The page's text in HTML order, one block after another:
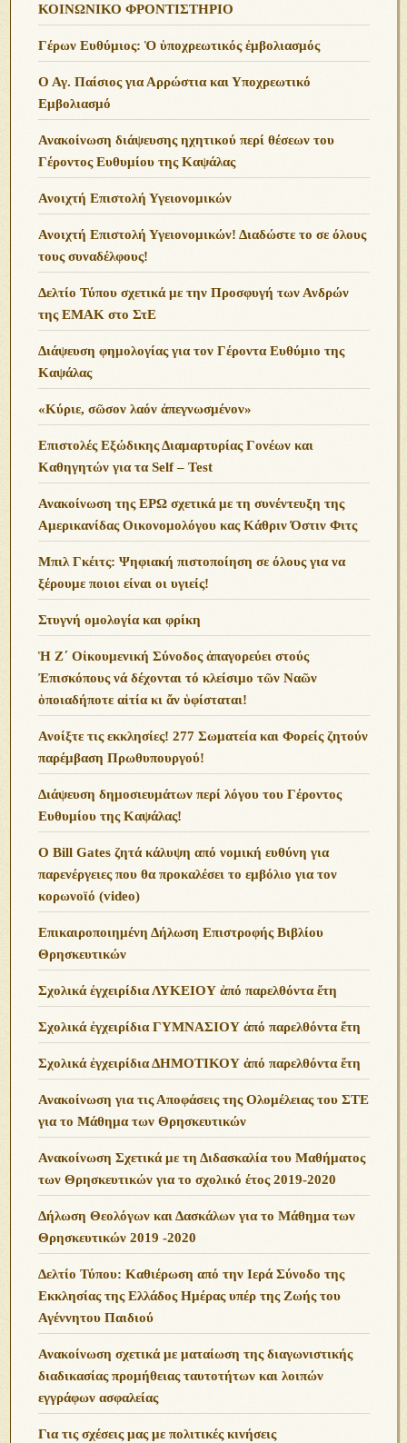
ΚΟΙΝΩΝΙΚΟ ΦΡΟΝΤΙΣΤΗΡΙΟ
Γέρων Ευθύμιος: Ὁ ὑποχρεωτικός ἐμβολιασμός
Ο Αγ. Παίσιος για Αρρώστια και Υποχρεωτικό
Εμβολιασμό
Ανακοίνωση διάψευσης ηχητικού περί θέσεων του
Γέροντος Ευθυμίου της Καψάλας
Ανοιχτή Επιστολή Υγειονομικών
Ανοιχτή Επιστολή Υγειονομικών! Διαδώστε το σε όλους
τους συναδέλφους!
Δελτίο Τύπου σχετικά με την Προσφυγή των Ανδρών
της ΕΜΑΚ στο ΣτΕ
Διάψευση φημολογίας για τον Γέροντα Ευθύμιο της
Καψάλας
«Κύριε, σῶσον λαόν ἀπεγνωσμένον»
Επιστολές Εξώδικης Διαμαρτυρίας Γονέων και
Καθηγητών για τα Self – Test
Ανακοίνωση της ΕΡΩ σχετικά με τη συνέντευξη της
Αμερικανίδας Οικονομολόγου κας Κάθριν Όστιν Φιτς
Μπιλ Γκέιτς: Ψηφιακή πιστοποίηση σε όλους για να
ξέρουμε ποιοι είναι οι υγιείς!
Στυγνή ομολογία και φρίκη
Ἡ Ζ΄ Οἰκουμενική Σύνοδος ἀπαγορεύει στούς
Ἐπισκόπους νά δέχονται τό κλείσιμο τῶν Ναῶν
ὁποιαδήποτε αἰτία κι ἄν ὑφίσταται!
Ανoίξτε τις εκκλησίες! 277 Σωματεία και Φορείς ζητούν
παρέμβαση Πρωθυπουργού!
Διάψευση δημοσιευμάτων περί λόγου του Γέροντος
Ευθυμίου της Καψάλας!
O Bill Gates ζητά κάλυψη από νομική ευθύνη για
παρενέργειες που θα προκαλέσει το εμβόλιο για τον
κορωνοϊό (video)
Επικαιροποιημένη Δήλωση Επιστροφής Βιβλίου
Θρησκευτικών
Σχολικά ἐγχειρίδια ΛΥΚΕΙΟΥ ἀπό παρελθόντα ἔτη
Σχολικά ἐγχειρίδια ΓΥΜΝΑΣΙΟΥ ἀπό παρελθόντα ἔτη
Σχολικά ἐγχειρίδια ΔΗΜΟΤΙΚΟΥ ἀπό παρελθόντα ἔτη
Ανακοίνωση για τις Αποφάσεις της Ολομέλειας του ΣΤΕ
για το Μάθημα των Θρησκευτικών
Ανακοίνωση Σχετικά με τη Διδασκαλία του Μαθήματος
των Θρησκευτικών για το σχολικό έτος 2019-2020
Δήλωση Θεολόγων και Δασκάλων για το Μάθημα των
Θρησκευτικών 2019 -2020
Δελτίο Τύπου: Καθιέρωση από την Ιερά Σύνοδο της
Εκκλησίας της Ελλάδος Ημέρας υπέρ της Ζωής του
Αγέννητου Παιδιού
Ανακοίνωση σχετικά με ματαίωση της διαγωνιστικής
διαδικασίας προμήθειας ταυτοτήτων και λοιπών
εγγράφων ασφαλείας
Για τις σχέσεις μας με πολιτικές κινήσεις